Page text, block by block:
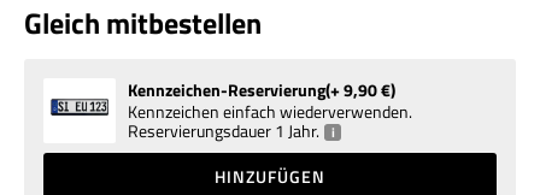
Gleich mitbestellen
Kennzeichen-Reservierung+ 9,90€
Kennzeichen einfach wiederverwenden.
Reservierungsdauer 1 Jahr. i
HINZUFÜGEN